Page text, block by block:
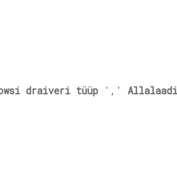
draiveri tüüp ','